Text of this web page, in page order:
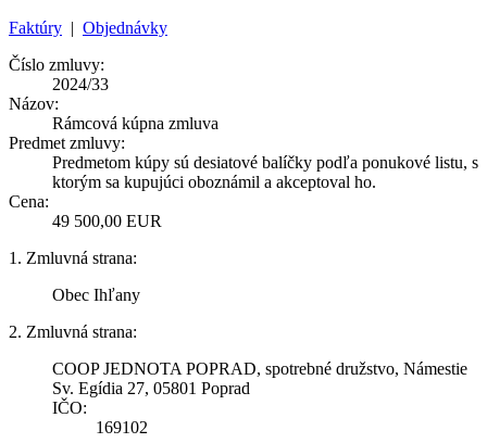
Faktúry | Objednávky
Číslo zmluvy:
2024/33
Názov:
Rámcová kúpna zmluva
Predmet zmluvy:
Predmetom kúpy sú desiatové balíčky podľa ponukové listu, s
ktorým sa kupujúci oboznámil a akceptoval ho.
Cena:
49 500,00 EUR
1. Zmluvná strana:
Obec Ihľany
2. Zmluvná strana:
COOP JEDNOTA POPRAD, spotrebné družstvo, Námestie
Sv. Egídia 27, 05801 Poprad
IČO:
169102